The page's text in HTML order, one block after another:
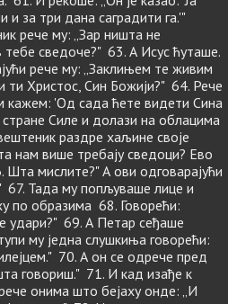
и за три дана саградити га.'"
рече му: „Зар ништа не
сведоче?" 63. А Исус ћуташе.
рече му: „Заклињем те живим
ти Христос, Син Божији?" 64. Рече
кажем: 'Од сада ћете видети Сина
стране Силе и долази на облацима
раздре хаљине своје
нам више требају сведоци? Ево
Шта мислите?" А ови одговарајући
67. Тада му попљуваше лице и
по образима 68. Говорећи:
удари?" 69. А Петар сеђаше
му једна слушкиња говорећи:
70. А он се одрече пред
говориш." 71. И кад изађе к
онима што бејаху онде: „И